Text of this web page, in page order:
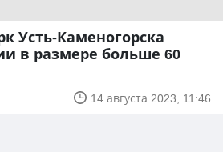
Усть-Каменогорска
в размере больше 60
14 августа 2023, 11:46